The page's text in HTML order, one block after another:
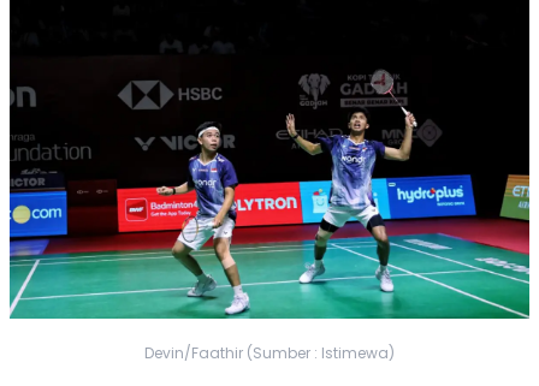
Devin/Faathir (Sumber : Istimewa)